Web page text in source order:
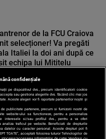
de la FCU Craiova
selecționer! Va pregăti
Italiei la doi ani după ce
echipa lui Mititelu
confidențiale
pe dispozitivul dvs., precum identificatorii cookie
sau gestiona alegerile dvs. făcând clic mai jos
Aceste alegeri vor fi raportate partenerilor noștri și
publicitate partenere, precum si furnizorii nostri de
website-ului sa functioneze, pentru a personaliza
interesele si/sau profilul dvs., pentru a va oferi
traficul pe website. Beneficiati de drepturile
datelor cu caracter personal. Aceste drepturi pot fi
TOATE”, acceptati folosirea tuturor Tehnologiilor de
accesarea informatiilor de catre Vendor-ii cu